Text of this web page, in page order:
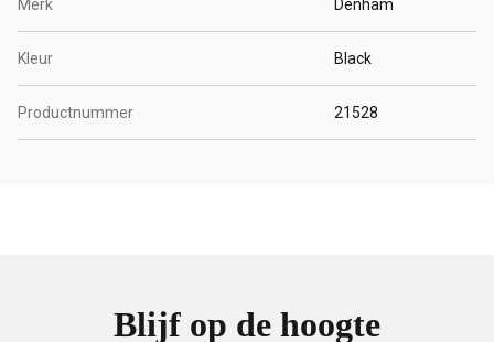
Merk Denham
Kleur Black
Productnummer 21528
Blijf op de hoogte